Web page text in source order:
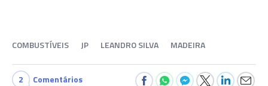
COMBUSTÍVEIS JP LEANDRO SILVA MADEIRA
2 Comentários